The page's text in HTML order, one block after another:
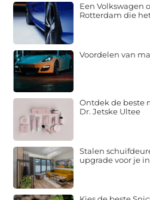
Een Volkswagen
Rotterdam die
Voordelen van
Ontdek de beste
Dr. Jetske Ultee
Stalen
upgrade voor je